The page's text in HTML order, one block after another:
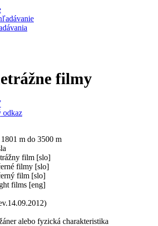
filmy
odkaz
m do 3500 m
film [slo]
filmy [slo]
film [slo]
films [eng]
alebo fyzická charakteristika